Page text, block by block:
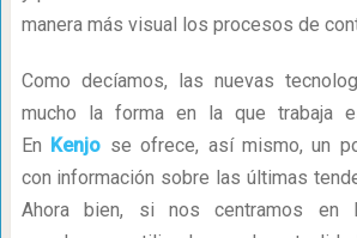
manera más visual los procesos de
Como decíamos, las nuevas
mucho la forma en la que trabaja
En Kenjo se ofrece, así mismo, un
con información sobre las últimas
Ahora bien, si nos centramos en